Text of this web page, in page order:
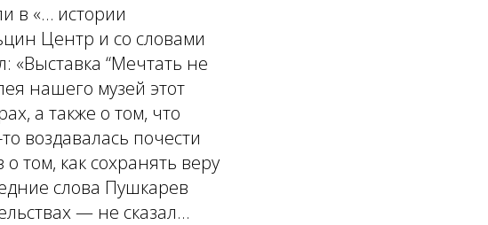
в «… истории
Центр и со словами
«Выставка “Мечтать не
нашего музей этот
а также о том, что
воздавалась почести
том, как сохранять веру
слова Пушкарев
— не сказал…